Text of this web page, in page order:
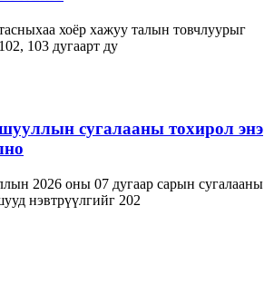
хоёр хажуу талын товчлуурыг
103 дугаарт ду
сугалааны тохирол энэ
2026 оны 07 дугаар сарын сугалааны
нэвтрүүлгийг 202